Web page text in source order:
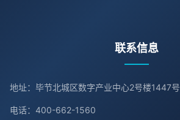
联系信息
地址：毕节北城区数字产业中心2号楼1447号
电话：400-662-1560